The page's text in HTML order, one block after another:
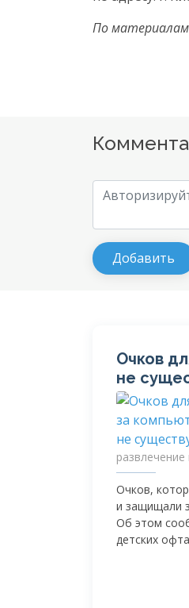
По материалам
Очков
не
Очков,
и защищали
Об этом
детских